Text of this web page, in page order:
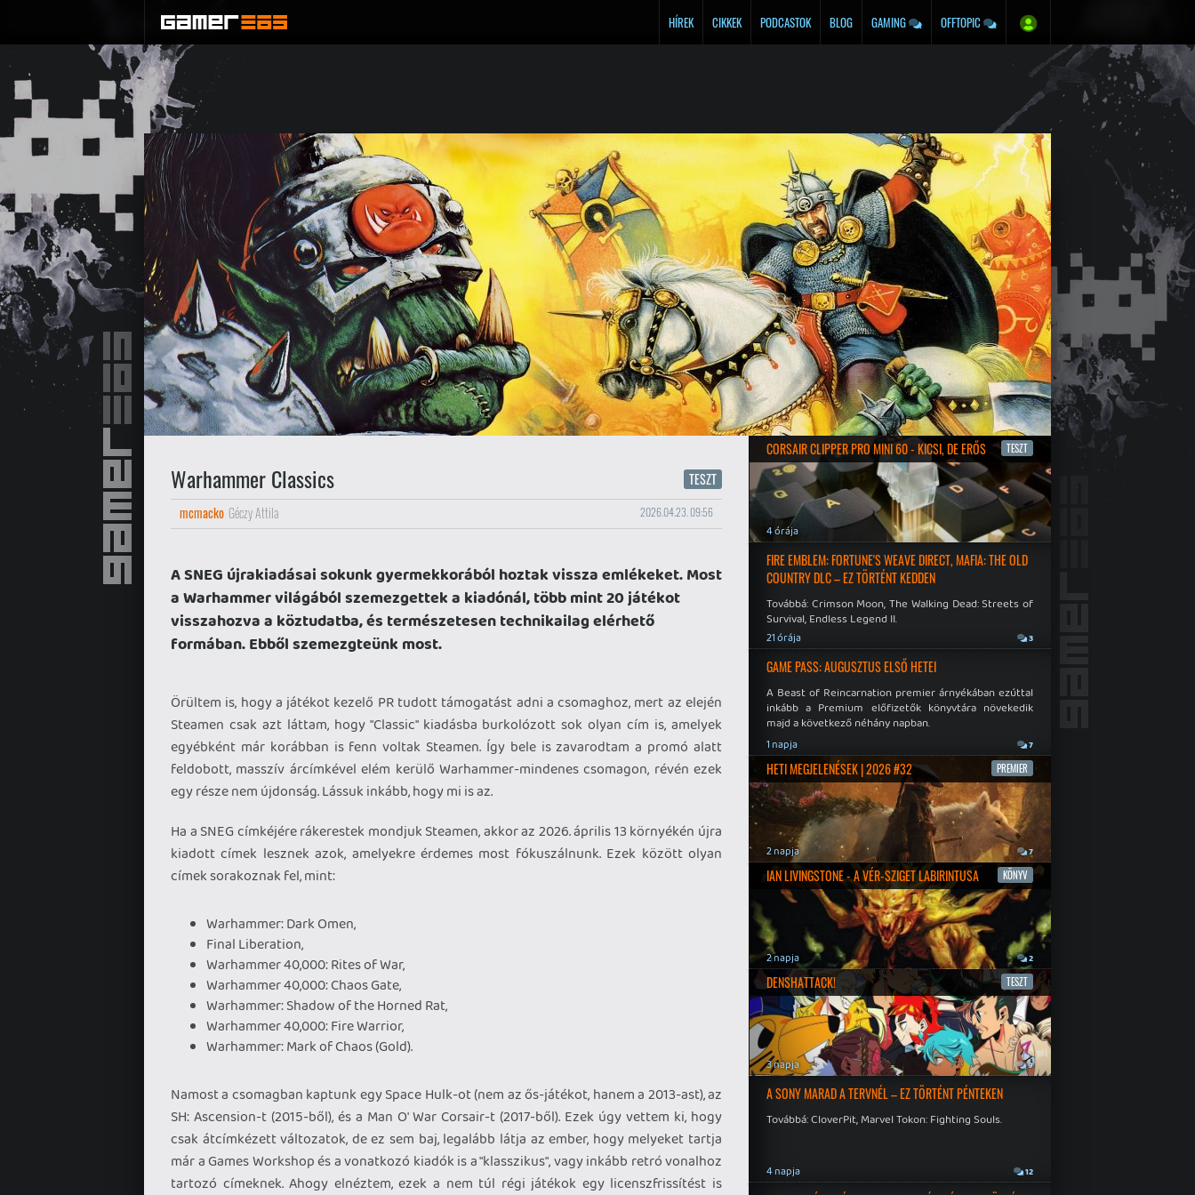
HÍREK CIKKEK PODCASTOK BLOG GAMING OFFTOPIC
Warhammer Classics
TESZT
mcmacko Géczy Attila 2026.04.23. 09:56
A SNEG újrakiadásai sokunk gyermekkorából hoztak vissza emlékeket. Most
a Warhammer világából szemezgettek a kiadónál, több mint 20 játékot
visszahozva a köztudatba, és természetesen technikailag elérhető
formában. Ebből szemezgteünk most.
Örültem is, hogy a játékot kezelő PR tudott támogatást adni a csomaghoz, mert az elején
Steamen csak azt láttam, hogy "Classic" kiadásba burkolózott sok olyan cím is, amelyek
egyébként már korábban is fenn voltak Steamen. Így bele is zavarodtam a promó alatt
feldobott, masszív árcímkével elém kerülő Warhammer-mindenes csomagon, révén ezek
egy része nem újdonság. Lássuk inkább, hogy mi is az.
Ha a SNEG címkéjére rákerestek mondjuk Steamen, akkor az 2026. április 13 környékén újra
kiadott címek lesznek azok, amelyekre érdemes most fókuszálnunk. Ezek között olyan
címek sorakoznak fel, mint:
Warhammer: Dark Omen,
Final Liberation,
Warhammer 40,000: Rites of War,
Warhammer 40,000: Chaos Gate,
Warhammer: Shadow of the Horned Rat,
Warhammer 40,000: Fire Warrior,
Warhammer: Mark of Chaos (Gold).
Namost a csomagban kaptunk egy Space Hulk-ot (nem az ős-játékot, hanem a 2013-ast), az
SH: Ascension-t (2015-ből), és a Man O' War Corsair-t (2017-ből). Ezek úgy vettem ki, hogy
csak átcímkézett változatok, de ez sem baj, legalább látja az ember, hogy melyeket tartja
már a Games Workshop és a vonatkozó kiadók is a "klasszikus", vagy inkább retró vonalhoz
tartozó címeknek. Ahogy elnéztem, ezek a nem túl régi játékok egy licenszfrissítést is
CORSAIR CLIPPER PRO MINI 60 - KICSI, DE ERŐS TESZT
4 órája
FIRE EMBLEM: FORTUNE'S WEAVE DIRECT, MAFIA: THE OLD
COUNTRY DLC – EZ TÖRTÉNT KEDDEN
Továbbá: Crimson Moon, The Walking Dead: Streets of
Survival, Endless Legend II.
21 órája 3
GAME PASS: AUGUSZTUS ELSŐ HETEI
A Beast of Reincarnation premier árnyékában ezúttal
inkább a Premium előfizetők könyvtára növekedik
majd a következő néhány napban.
1 napja 7
HETI MEGJELENÉSEK | 2026 #32 PREMIER
2 napja 7
IAN LIVINGSTONE - A VÉR-SZIGET LABIRINTUSA KÖNYV
2 napja 2
DENSHATTACK! TESZT
3 napja 9
A SONY MARAD A TERVNÉL – EZ TÖRTÉNT PÉNTEKEN
Továbbá: CloverPit, Marvel Tokon: Fighting Souls.
4 napja 12